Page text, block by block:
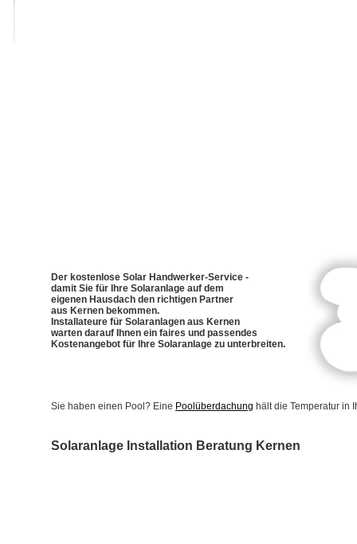
Der kostenlose Solar Handwerker-Service -
damit Sie für Ihre Solaranlage auf dem
eigenen Hausdach den richtigen Partner
aus Kernen bekommen.
Installateure für Solaranlagen aus Kernen
warten darauf Ihnen ein faires und passendes
Kostenangebot für Ihre Solaranlage zu unterbreiten.
Sie haben einen Pool? Eine Poolüberdachung hält die Temperatur in
Solaranlage Installation Beratung Kernen